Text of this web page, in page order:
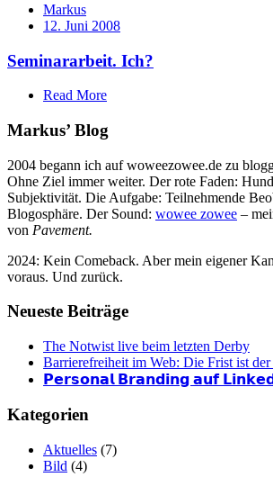
Markus
12. Juni 2008
Seminararbeit. Ich?
Read More
Markus’ Blog
2004 begann ich auf woweezowee.de zu
Ohne Ziel immer weiter. Der rote Faden:
Subjektivität. Die Aufgabe: Teilnehmende
Blogosphäre. Der Sound: wowee zowee –
von Pavement.
2024: Kein Comeback. Aber mein eigener
voraus. Und zurück.
Neueste Beiträge
The Notwist live beim letzten Derby
Barrierefreiheit im Web: Die Frist ist
𝗣𝗲𝗿𝘀𝗼𝗻𝗮𝗹 𝗕𝗿𝗮𝗻𝗱𝗶𝗻𝗴 𝗮𝘂𝗳
Kategorien
Aktuelles (7)
Bild (4)